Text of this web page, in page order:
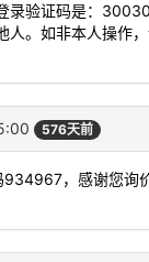
录验证码是：
人。如非本人操作
576天前
934967，感谢您询